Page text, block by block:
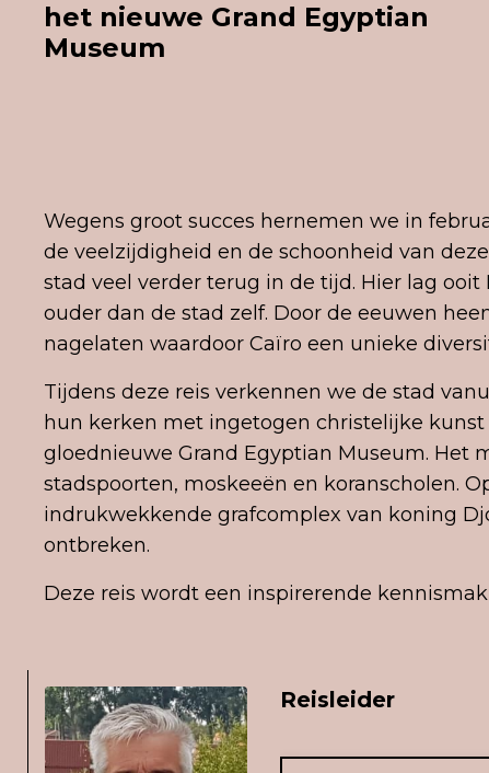
het nieuwe Grand Egyptian
Museum
Wegens groot succes hernemen we in
de veelzijdigheid en de schoonheid van
stad veel verder terug in de tijd. Hier lag
ouder dan de stad zelf. Door de eeuwen
nagelaten waardoor Caïro een unieke
Tijdens deze reis verkennen we de stad
hun kerken met ingetogen christelijke
gloednieuwe Grand Egyptian Museum. Het
stadspoorten, moskeeën en koranscholen.
indrukwekkende grafcomplex van koning
ontbreken.
Deze reis wordt een inspirerende
Reisleider